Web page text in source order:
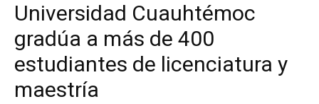
Universidad Cuauhtémoc
gradúa a más de 400
estudiantes de licenciatura y
maestría